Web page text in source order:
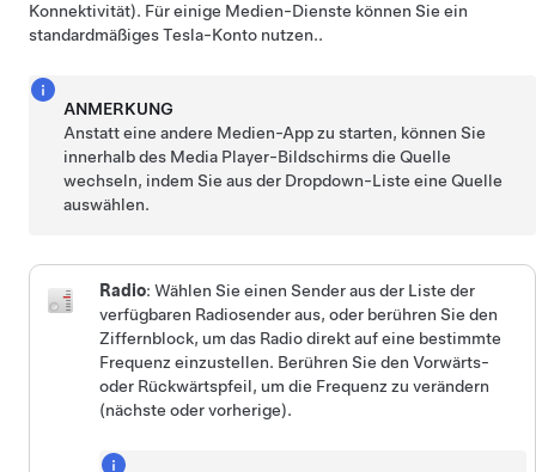
Konnektivität). Für einige Medien-Dienste können Sie ein
standardmäßiges Tesla-Konto nutzen..
ANMERKUNG
Anstatt eine andere Medien-App zu starten, können Sie
innerhalb des Media Player-Bildschirms die Quelle
wechseln, indem Sie aus der Dropdown-Liste eine Quelle
auswählen.
Radio: Wählen Sie einen Sender aus der Liste der
verfügbaren Radiosender aus, oder berühren Sie den
Ziffernblock, um das Radio direkt auf eine bestimmte
Frequenz einzustellen. Berühren Sie den Vorwärts-
oder Rückwärtspfeil, um die Frequenz zu verändern
(nächste oder vorherige).